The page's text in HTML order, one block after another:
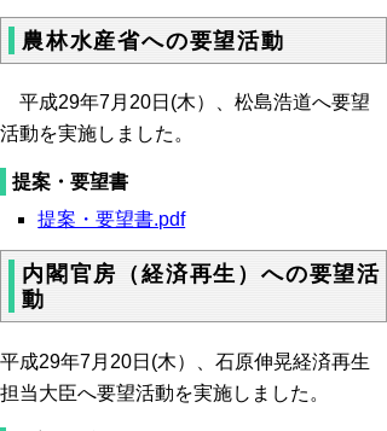
農林水産省への要望活動
平成29年7月20日(木）、松島浩道へ要望
活動を実施しました。
提案・要望書
提案・要望書.pdf
内閣官房（経済再生）への要望活
動
平成29年7月20日(木）、石原伸晃経済再生
担当大臣へ要望活動を実施しました。